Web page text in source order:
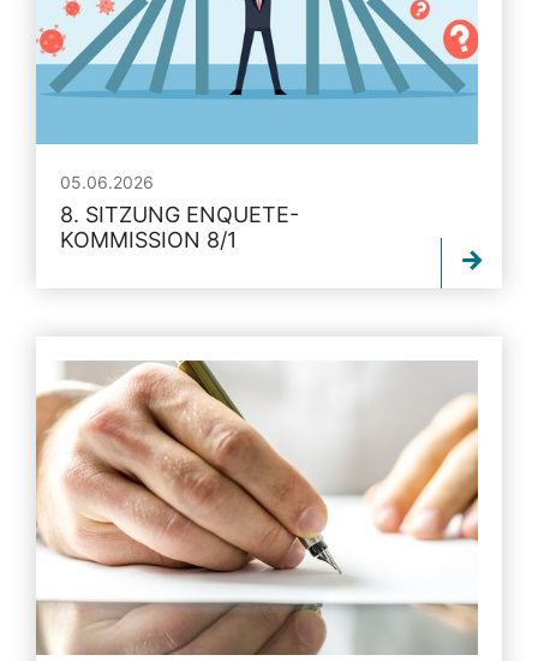
05.06.2026
8. SITZUNG ENQUETE-
KOMMISSION 8/1